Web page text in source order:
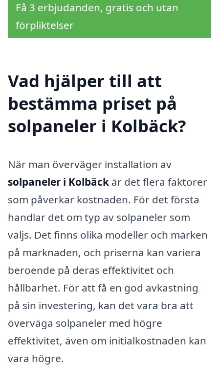
Få 3 erbjudanden, gratis och utan
förpliktelser
Vad hjälper till att
bestämma priset på
solpaneler i Kolbäck?
När man överväger installation av
solpaneler i Kolbäck är det flera faktorer
som påverkar kostnaden. För det första
handlar det om typ av solpaneler som
väljs. Det finns olika modeller och märken
på marknaden, och priserna kan variera
beroende på deras effektivitet och
hållbarhet. För att få en god avkastning
på sin investering, kan det vara bra att
överväga solpaneler med högre
effektivitet, även om initialkostnaden kan
vara högre.